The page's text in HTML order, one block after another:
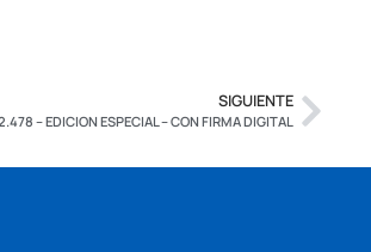
SIGUIENTE
– EDICION ESPECIAL – CON FIRMA DIGITAL